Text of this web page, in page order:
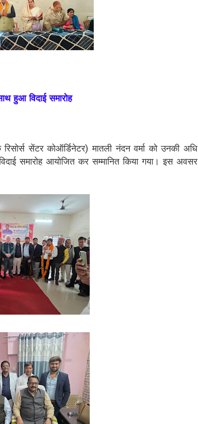
हुआ विदाई समारोह
सेंटर कोऑर्डिनेटर) मातली नंदन वर्मा को उनकी अधि
समारोह आयोजित कर सम्मानित किया गया। इस अवसर